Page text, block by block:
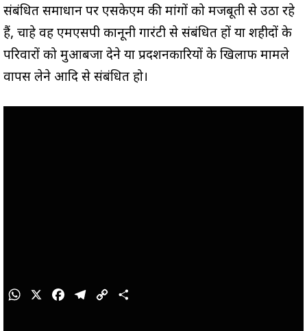
संबंधित समाधान पर एसकेएम की मांगों को मजबूती से उठा रहे
हैं, चाहे वह एमएसपी कानूनी गारंटी से संबंधित हों या शहीदों के
परिवारों को मुआबजा देने या प्रदर्शनकारियों के खिलाफ मामले
वापस लेने आदि से संबंधित हो।
W